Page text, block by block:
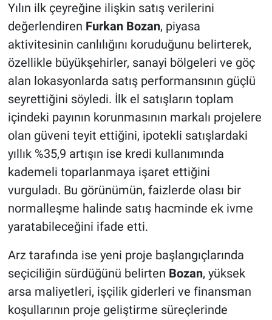
Yılın ilk çeyreğine ilişkin satış verilerini
değerlendiren Furkan Bozan, piyasa
aktivitesinin canlılığını koruduğunu belirterek,
özellikle büyükşehirler, sanayi bölgeleri ve göç
alan lokasyonlarda satış performansının güçlü
seyrettiğini söyledi. İlk el satışların toplam
içindeki payının korunmasının markalı projelere
olan güveni teyit ettiğini, ipotekli satışlardaki
yıllık %35,9 artışın ise kredi kullanımında
kademeli toparlanmaya işaret ettiğini
vurguladı. Bu görünümün, faizlerde olası bir
normalleşme halinde satış hacminde ek ivme
yaratabileceğini ifade etti.
Arz tarafında ise yeni proje başlangıçlarında
seçiciliğin sürdüğünü belirten Bozan, yüksek
arsa maliyetleri, işçilik giderleri ve finansman
koşullarının proje geliştirme süreçlerinde